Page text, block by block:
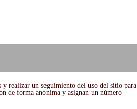
y realizar un seguimiento del uso del sitio para
de forma anónima y asignan un número